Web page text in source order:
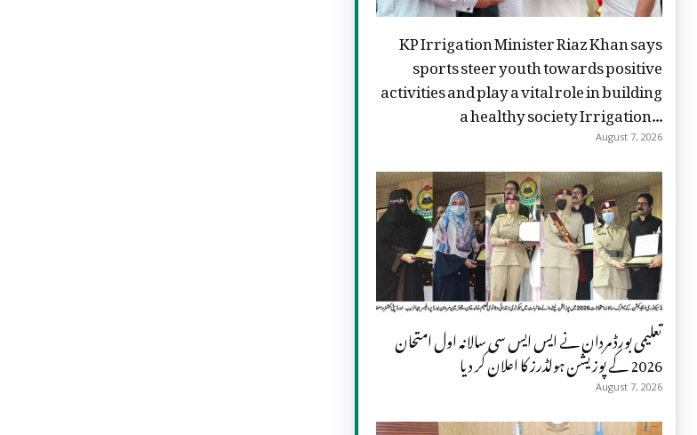
KP Irrigation Minister Riaz Khan says
sports steer youth towards positive
activities and play a vital role in building
a healthy society Irrigation...
August 7, 2026
تعلیمی بورڈ مردان نے ایس ایس سی سالانہ اول امتحان
2026 کے پوزیشن ہولڈرز کا اعلان کر دیا
August 7, 2026